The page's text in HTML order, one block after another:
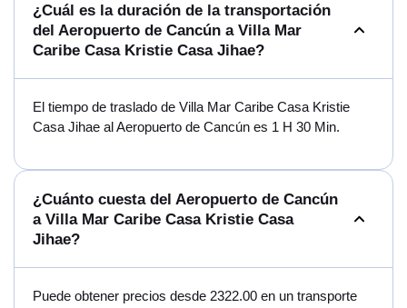
¿Cuál es la duración de la transportación
del Aeropuerto de Cancún a Villa Mar
Caribe Casa Kristie Casa Jihae?
El tiempo de traslado de Villa Mar Caribe Casa Kristie
Casa Jihae al Aeropuerto de Cancún es 1 H 30 Min.
¿Cuánto cuesta del Aeropuerto de Cancún
a Villa Mar Caribe Casa Kristie Casa
Jihae?
Puede obtener precios desde 2322.00 en un transporte